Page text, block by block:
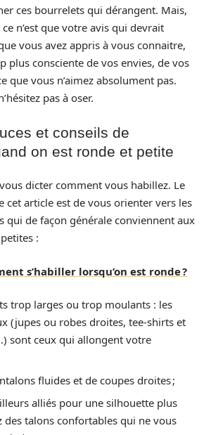
ces bourrelets qui dérangent. Mais,
n’est que votre avis qui devrait
vous avez appris à vous connaitre,
plus consciente de vos envies, de vos
que vous n’aimez absolument pas.
pas à oser.
et conseils de
on est ronde et petite
vous dicter comment vous habillez. Le
cet article est de vous orienter vers les
qui de façon générale conviennent aux
:
s’habiller lorsqu’on est ronde ?
trop larges ou trop moulants : les
(jupes ou robes droites, tee-shirts et
sont ceux qui allongent votre
fluides et de coupes droites ;
alliés pour une silhouette plus
des talons confortables qui ne vous